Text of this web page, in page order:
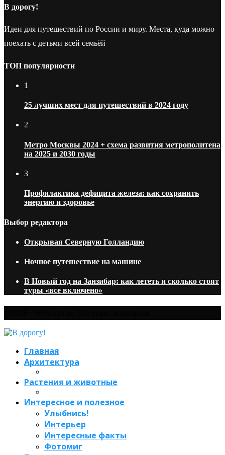
В дорогу!
Идеи для путешествий по России и миру. Места, куда можно
поехать с детьми всей семьёй
ТОП популярности
1
25 лучших мест для путешествий в 2024 году
2
Метро Москвы 2024 + схема развития метрополитена
на 2025 и 2030 годы
3
Профилактика дефицита железа: как сохранить
энергию и здоровье
Выбор редактора
Открывая Северную Голландию
Ночное путешествие на машине
В Новый год на Занзибар: как лететь и сколько стоят
туры «все включено»
Главная
Архитектура
Растения и животные
Интересное и полезное
Улыбнись!
Интерьер
Интересные факты
Фотомиг